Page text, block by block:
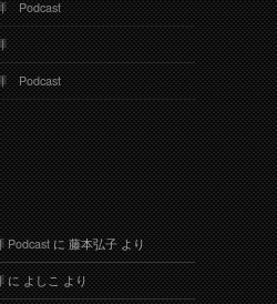
Podcast
拝
Podcast
Podcastに藤本弘子より
によしこより